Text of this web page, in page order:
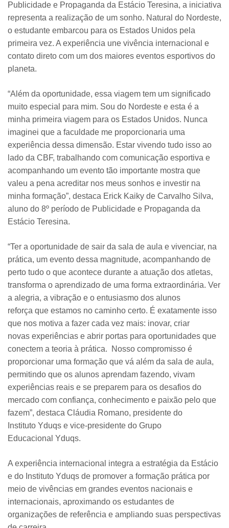
Publicidade e Propaganda da Estácio Teresina, a iniciativa
representa a realização de um sonho. Natural do Nordeste,
o estudante embarcou para os Estados Unidos pela
primeira vez. A experiência une vivência internacional e
contato direto com um dos maiores eventos esportivos do
planeta.
“Além da oportunidade, essa viagem tem um significado
muito especial para mim. Sou do Nordeste e esta é a
minha primeira viagem para os Estados Unidos. Nunca
imaginei que a faculdade me proporcionaria uma
experiência dessa dimensão. Estar vivendo tudo isso ao
lado da CBF, trabalhando com comunicação esportiva e
acompanhando um evento tão importante mostra que
valeu a pena acreditar nos meus sonhos e investir na
minha formação”, destaca Erick Kaiky de Carvalho Silva,
aluno do 8º período de Publicidade e Propaganda da
Estácio Teresina.
“Ter a oportunidade de sair da sala de aula e vivenciar, na
prática, um evento dessa magnitude, acompanhando de
perto tudo o que acontece durante a atuação dos atletas,
transforma o aprendizado de uma forma extraordinária. Ver
a alegria, a vibração e o entusiasmo dos alunos
reforça que estamos no caminho certo. É exatamente isso
que nos motiva a fazer cada vez mais: inovar, criar
novas experiências e abrir portas para oportunidades que
conectem a teoria à prática. Nosso compromisso é
proporcionar uma formação que vá além da sala de aula,
permitindo que os alunos aprendam fazendo, vivam
experiências reais e se preparem para os desafios do
mercado com confiança, conhecimento e paixão pelo que
fazem”, destaca Cláudia Romano, presidente do
Instituto Yduqs e vice-presidente do Grupo
Educacional Yduqs.
A experiência internacional integra a estratégia da Estácio
e do Instituto Yduqs de promover a formação prática por
meio de vivências em grandes eventos nacionais e
internacionais, aproximando os estudantes de
organizações de referência e ampliando suas perspectivas